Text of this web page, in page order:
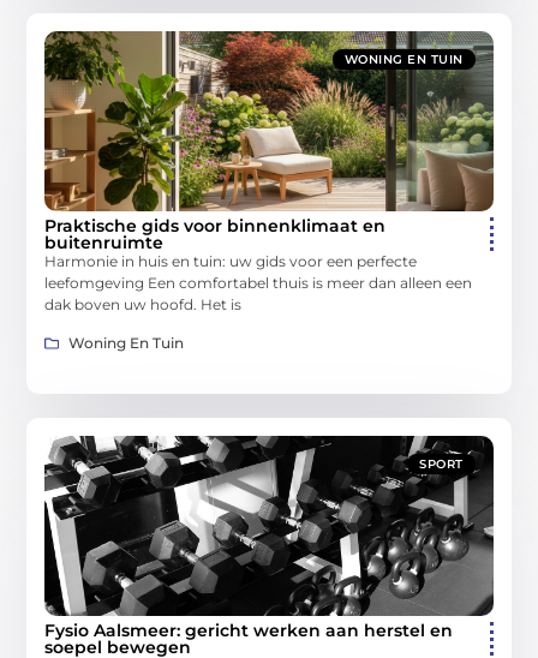
WONING EN TUIN
Praktische gids voor binnenklimaat en
buitenruimte
Harmonie in huis en tuin: uw gids voor een perfecte
leefomgeving Een comfortabel thuis is meer dan alleen een
dak boven uw hoofd. Het is
Woning En Tuin
SPORT
Fysio Aalsmeer: gericht werken aan herstel en
soepel bewegen